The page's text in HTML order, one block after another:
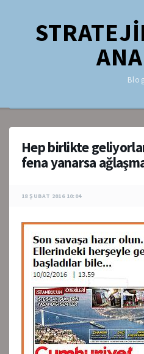
Hep birlikte
fena yanarsa
18 ŞUBAT 2016 10:04